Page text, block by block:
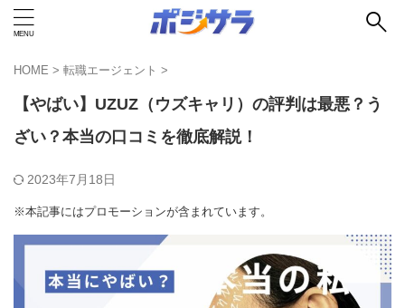
HOME > 転職エージェント >
【やばい】UZUZ（ウズキャリ）の評判は最悪？う
ざい？本当の口コミを徹底解説！
2023年7月18日
※本記事にはプロモーションが含まれています。